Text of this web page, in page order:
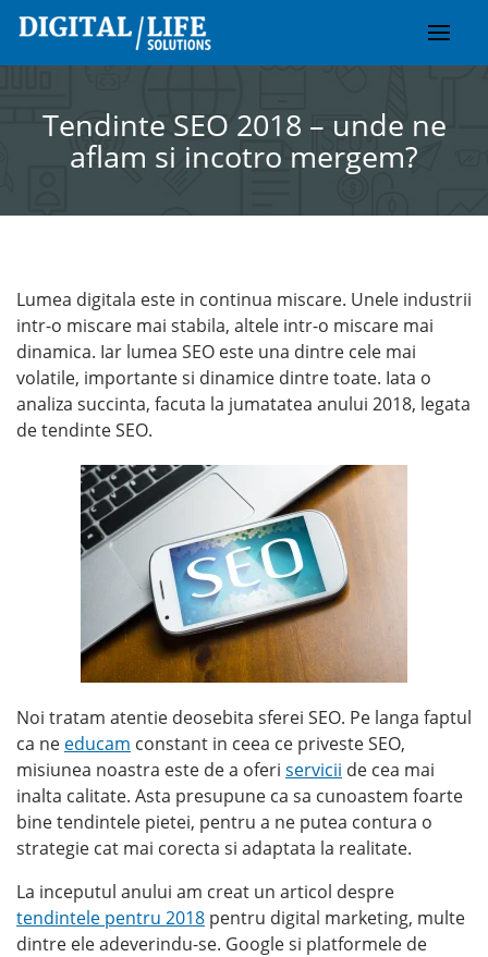
Skip
content
Tendinte SEO 2018 – unde ne
aflam si incotro mergem?
Lumea digitala este in continua miscare. Unele industrii
intr-o miscare mai stabila, altele intr-o miscare mai
dinamica. Iar lumea SEO este una dintre cele mai
volatile, importante si dinamice dintre toate. Iata o
analiza succinta, facuta la jumatatea anului 2018, legata
de tendinte SEO.
Noi tratam atentie deosebita sferei SEO. Pe langa faptul
ca ne educam constant in ceea ce priveste SEO,
misiunea noastra este de a oferi servicii de cea mai
inalta calitate. Asta presupune ca sa cunoastem foarte
bine tendintele pietei, pentru a ne putea contura o
strategie cat mai corecta si adaptata la realitate.
La inceputul anului am creat un articol despre
tendintele pentru 2018 pentru digital marketing, multe
dintre ele adeverindu-se. Google si platformele de